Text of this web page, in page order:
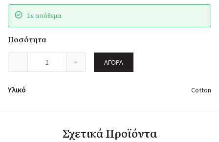
Σε απόθεμα
Ποσότητα
ΑΓΟΡΆ
Υλικό Cotton
Σχετικά Προϊόντα